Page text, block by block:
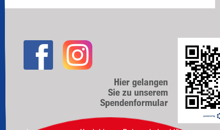
Hier gelangen
Sie zu unserem
Spendenformular